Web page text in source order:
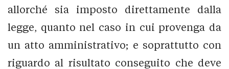
allorché sia imposto direttamente dalla
legge, quanto nel caso in cui provenga da
un atto amministrativo; e soprattutto con
riguardo al risultato conseguito che deve